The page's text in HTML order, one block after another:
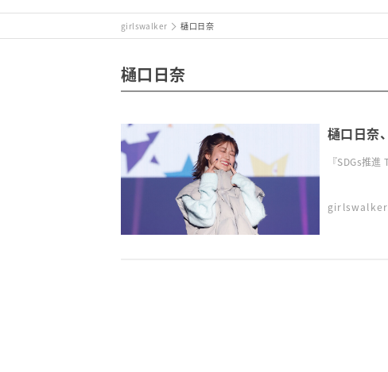
girlswalker 樋口日奈
樋口日奈
樋口日奈
『SDGs推
girlswalker